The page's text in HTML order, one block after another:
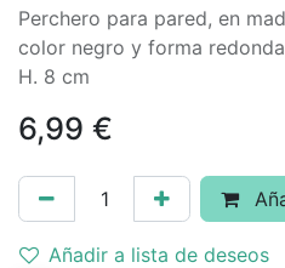
Perchero para pared, en
color negro y forma
H. 8 cm
6,99 €
Añadir a lista de deseos